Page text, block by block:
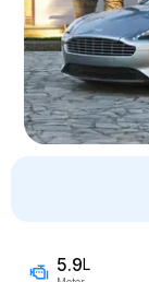
5.9L